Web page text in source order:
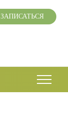
ЗАПИСАТЬСЯ